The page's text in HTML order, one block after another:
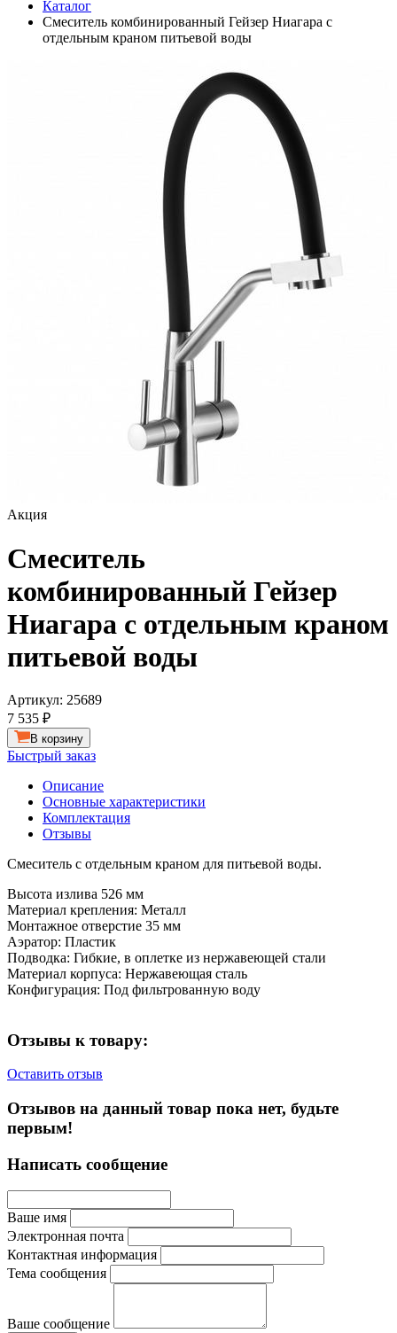
Каталог
Смеситель комбинированный Гейзер Ниагара с
отдельным краном питьевой воды
Акция
Смеситель
комбинированный Гейзер
Ниагара с отдельным краном
питьевой воды
Артикул: 25689
7 535 ₽
В корзину
Быстрый заказ
Описание
Основные характеристики
Комплектация
Отзывы
Смеситель с отдельным краном для питьевой воды.
Высота излива 526 мм
Материал крепления: Металл
Монтажное отверстие 35 мм
Аэратор: Пластик
Подводка: Гибкие, в оплетке из нержавеющей стали
Материал корпуса: Нержавеющая сталь
Конфигурация: Под фильтрованную воду
Отзывы к товару:
Оставить отзыв
Отзывов на данный товар пока нет, будьте
первым!
Написать сообщение
Ваше имя
Электронная почта
Контактная информация
Тема сообщения
Ваше сообщение